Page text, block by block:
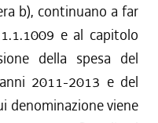
b), continuano a far
e al capitolo
della spesa del
2011-2013 e del
denominazione viene